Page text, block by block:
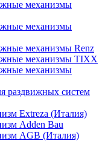
механизмы
механизмы
механизмы Renz
механизмы TIXX
механизмы
раздвижных систем
Extreza (Италия)
Adden Bau
AGB (Италия)